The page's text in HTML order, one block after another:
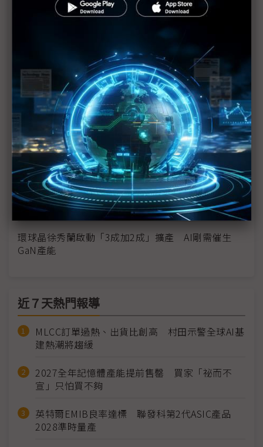
瞄準AI與HPC需求 格棋攜手普渡大學深化SiC長晶技
華潤微跨足PLP先進封裝 卡位AI電源與800G光模組
台化首度參展COMPUTEX 2026 高純度氫氣助攻半
導體減碳布局
英飛凌串聯歐盟15國62大夥伴 啟動Moore4Power
計畫重塑綠色電力電子鏈
朋程擴產搶攻高效車用元件市場 AI伺服器與HVDC
模組拚2027放量
台化啟動瘦身轉型 瞄準半導體材料與AI供應鏈新商
環球晶徐秀蘭啟動「3成加2成」擴產 AI剛需催生
GaN產能
近７天熱門報導
MLCC訂單過熱、出貨比創高 村田示警全球AI基
建熱潮將趨緩
2027全年記憶體產能提前售罄 買家「祕而不
宣」只怕買不夠
英特爾EMIB良率達標 聯發科第2代ASIC產品
2028準時量產